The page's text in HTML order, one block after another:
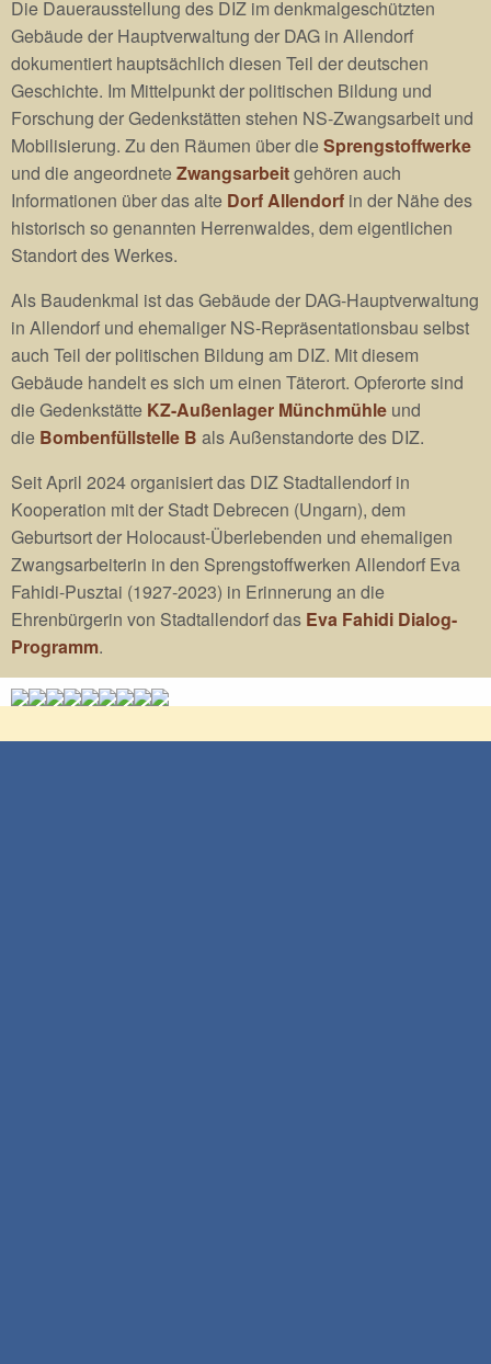
Die Dauerausstellung des DIZ im denkmalgeschützten
Gebäude der Hauptverwaltung der DAG in Allendorf
dokumentiert hauptsächlich diesen Teil der deutschen
Geschichte. Im Mittelpunkt der politischen Bildung und
Forschung der Gedenkstätten stehen NS-Zwangsarbeit und
Mobilisierung. Zu den Räumen über dieSprengstoffwerke
und die angeordneteZwangsarbeitgehören auch
Informationen über das alte Dorf Allendorf in der Nähe des
historisch so genannten Herrenwaldes, dem eigentlichen
Standort des Werkes.
Als Baudenkmal ist das Gebäude der DAG-Hauptverwaltung
in Allendorf und ehemaliger NS-Repräsentationsbau selbst
auch Teil der politischen Bildung am DIZ. Mit diesem
Gebäude handelt es sich um einen Täterort. Opferorte sind
die Gedenkstätte KZ-Außenlager Münchmühle und
die Bombenfüllstelle B als Außenstandorte des DIZ.
Seit April 2024 organisiert das DIZ Stadtallendorf in
Kooperation mit der Stadt Debrecen (Ungarn), dem
Geburtsort der Holocaust-Überlebenden und ehemaligen
Zwangsarbeiterin in den Sprengstoffwerken Allendorf Eva
Fahidi-Pusztai (1927-2023) in Erinnerung an die
Ehrenbürgerin von Stadtallendorf das Eva Fahidi Dialog-
Programm.